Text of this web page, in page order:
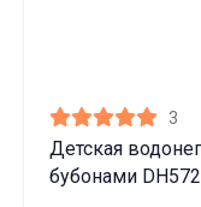
3
Детская
бубонами